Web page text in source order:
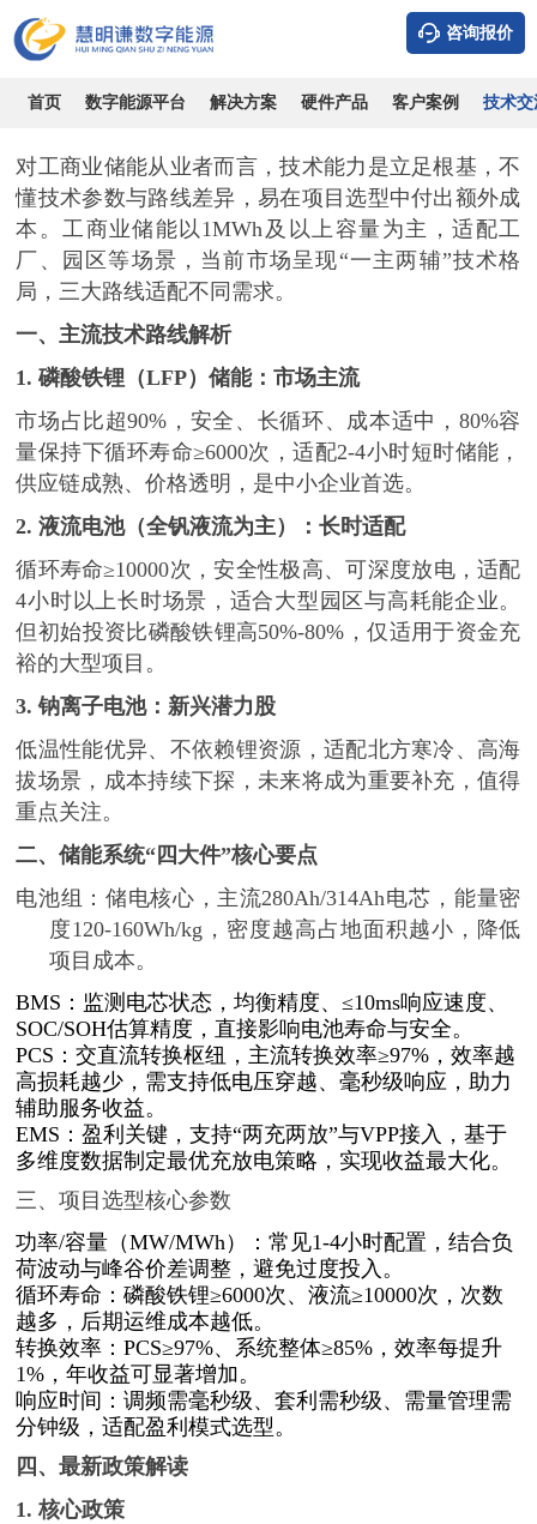
咨询报价
首页 数字能源平台 解决方案 硬件产品 客户案例 技术交
工商业储能从业者必备指南：技术、政策、盈利全解析
时间：2026-08-09 浏览：1100 作者：admin
对工商业储能从业者而言，技术能力是立足根基，不
懂技术参数与路线差异，易在项目选型中付出额外成
本。工商业储能以1MWh及以上容量为主，适配工
厂、园区等场景，当前市场呈现“一主两辅”技术格
局，三大路线适配不同需求。
一、主流技术路线解析
1.磷酸铁锂（LFP）储能：市场主流
市场占比超90%，安全、长循环、成本适中，80%容
量保持下循环寿命≥6000次，适配2-4小时短时储能，
供应链成熟、价格透明，是中小企业首选。
2.液流电池（全钒液流为主）：长时适配
循环寿命≥10000次，安全性极高、可深度放电，适配
4小时以上长时场景，适合大型园区与高耗能企业。
但初始投资比磷酸铁锂高50%-80%，仅适用于资金充
裕的大型项目。
3.钠离子电池：新兴潜力股
低温性能优异、不依赖锂资源，适配北方寒冷、高海
拔场景，成本持续下探，未来将成为重要补充，值得
重点关注。
二、储能系统“四大件”核心要点
电池组：储电核心，主流280Ah/314Ah电芯，能量密
度120-160Wh/kg，密度越高占地面积越小，降低
项目成本。
BMS：监测电芯状态，均衡精度、≤10ms响应速度、
SOC/SOH估算精度，直接影响电池寿命与安全。
PCS：交直流转换枢纽，主流转换效率≥97%，效率越
高损耗越少，需支持低电压穿越、毫秒级响应，助力
辅助服务收益。
EMS：盈利关键，支持“两充两放”与VPP接入，基于
多维度数据制定最优充放电策略，实现收益最大化。
三、项目选型核心参数
功率/容量（MW/MWh）：常见1-4小时配置，结合负
荷波动与峰谷价差调整，避免过度投入。
循环寿命：磷酸铁锂≥6000次、液流≥10000次，次数
越多，后期运维成本越低。
转换效率：PCS≥97%、系统整体≥85%，效率每提升
1%，年收益可显著增加。
响应时间：调频需毫秒级、套利需秒级、需量管理需
分钟级，适配盈利模式选型。
四、最新政策解读
1.核心政策